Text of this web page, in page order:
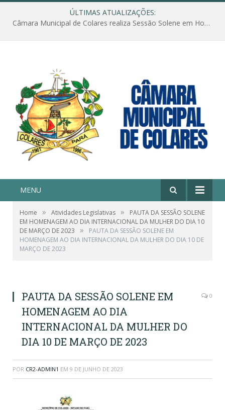
ÚLTIMAS ATUALIZAÇÕES:
Câmara Municipal de Colares realiza Sessão Solene em Homenagem ao Dia das Mães
MENU
Home » Atividades Legislativas »
PAUTA DA SESSÃO SOLENE
EM HOMENAGEM AO DIA INTERNACIONAL DA MULHER DO DIA 10
DE MARÇO DE 2023
»
PAUTA DA SESSÃO SOLENE EM
HOMENAGEM AO DIA INTERNACIONAL DA MULHER DO DIA 10 DE
MARÇO DE 2023
PAUTA DA SESSÃO SOLENE EM
HOMENAGEM AO DIA
INTERNACIONAL DA MULHER DO
DIA 10 DE MARÇO DE 2023
0
POR CR2-ADMIN1 EM 9 DE JUNHO DE 2023